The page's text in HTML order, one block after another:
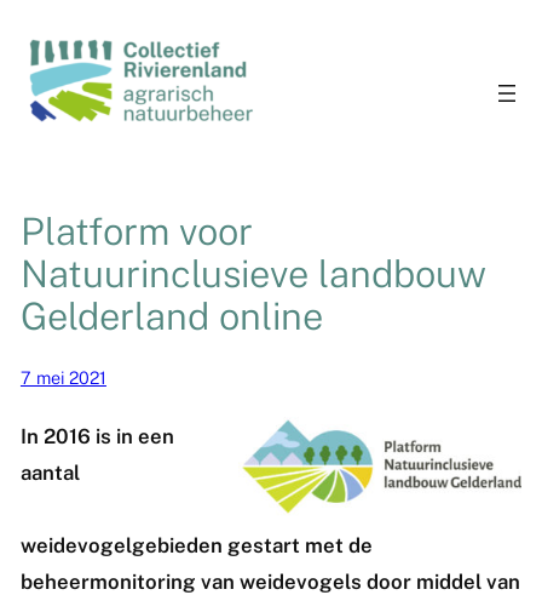
Platform voor
Natuurinclusieve landbouw
Gelderland online
7 mei 2021
In 2016 is in een
aantal
weidevogelgebieden gestart met de
beheermonitoring van weidevogels door middel van